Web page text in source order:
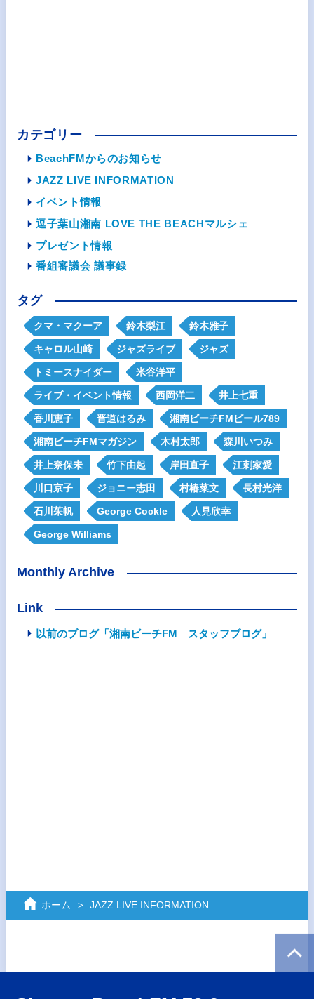
カテゴリー
BeachFMからのお知らせ
JAZZ LIVE INFORMATION
イベント情報
逗子葉山湘南 LOVE THE BEACHマルシェ
プレゼント情報
番組審議会 議事録
タグ
クマ・マクーア 鈴木梨江 鈴木雅子
キャロル山崎 ジャズライブ ジャズ
トミースナイダー 米谷洋平
ライブ・イベント情報 西岡洋二 井上七重
香川恵子 晋道はるみ 湘南ビーチFMビール789
湘南ビーチFMマガジン 木村太郎 森川いつみ
井上奈保未 竹下由起 岸田直子 江刺家愛
川口京子 ジョニー志田 村椿菜文 長村光洋
石川茱帆 George Cockle 人見欣幸
George Williams
Monthly Archive
Link
以前のブログ「湘南ビーチFM スタッフブログ」
ホーム JAZZ LIVE INFORMATION